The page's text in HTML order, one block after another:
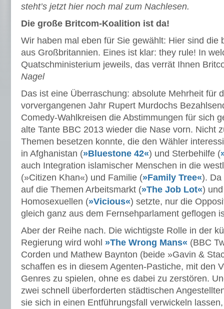
steht’s jetzt hier noch mal zum Nachlesen.
Die große Britcom-Koalition ist da!
Wir haben mal eben für Sie gewählt: Hier sind die
aus Großbritannien. Eines ist klar: they rule! In
Quatschministerium jeweils, das verrät Ihnen
Nagel
Das ist eine Überraschung: absolute Mehrheit für
vorvergangenen Jahr Rupert Murdochs
Comedy-Wahlkreisen die Abstimmungen für sich
alte Tante BBC 2013 wieder die Nase vorn. Nicht
Themen besetzen konnte, die den Wähler
in Afghanistan (»Bluestone 42«) und Sterbehilfe (
auch Integration islamischer Menschen in die
(»Citizen Khan«) und Familie (»Family Tree«). Da
auf die Themen Arbeitsmarkt (»The Job Lot«)
Homosexuellen (»Vicious«) setzte, nur die
gleich ganz aus dem Fernsehparlament geflogen
Aber der Reihe nach. Die wichtigste Rolle in der
Regierung wird wohl »The Wrong Mans« (BBC
Corden und Mathew Baynton (beide »Gavin &
schaffen es in diesem Agenten-Pastiche, mit den
Genres zu spielen, ohne es dabei zu zerstören.
zwei schnell überforderten städtischen
sie sich in einen Entführungsfall verwickeln